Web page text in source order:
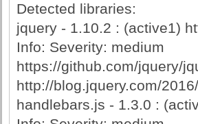
Detected libraries:
jquery - 1.10.2 : (active1)
Info: Severity: medium
https://github.com/jquery/
http://blog.jquery.com/
handlebars.js - 1.3.0 :